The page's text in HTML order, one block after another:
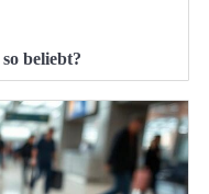
beliebt?